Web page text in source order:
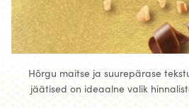
Hõrgu maitse ja suurepärase
jäätised on ideaalne valik